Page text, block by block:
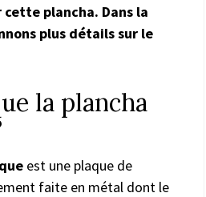
plancha. Dans la
plus détails sur le
la plancha
est une plaque de
faite en métal dont le